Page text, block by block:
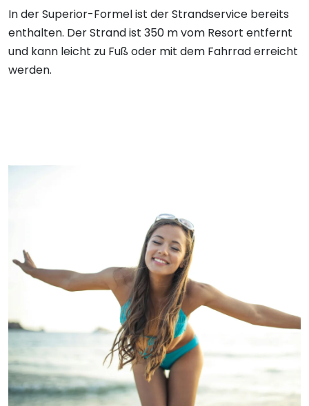
In der Superior-Formel ist der Strandservice bereits
enthalten. Der Strand ist 350 m vom Resort entfernt
und kann leicht zu Fuß oder mit dem Fahrrad erreicht
werden.